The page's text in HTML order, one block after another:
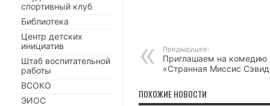
Предыдущее:
Приглашаем на комедию
«Странная Миссис
ПОХОЖИЕ НОВОСТИ
спортивный клуб
Библиотека
Центр детских
инициатив
Штаб воспитательной
работы
ВСОКО
ЭИОС